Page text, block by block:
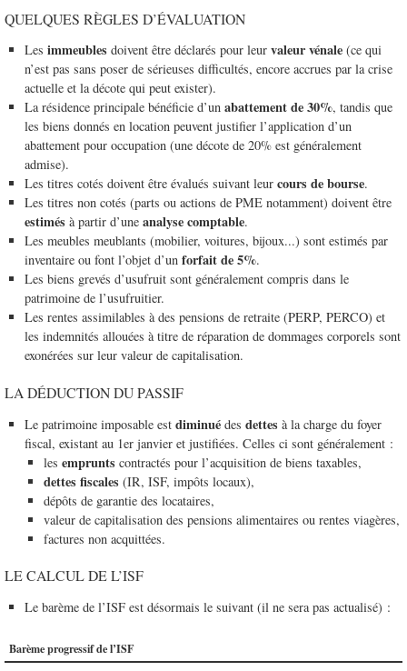
QUELQUES RÈGLES D’ÉVALUATION
Les immeubles doivent être déclarés pour leur valeur vénale(ce qui
n’est pas sans poser de sérieuses difficultés, encore accrues par la crise
actuelle et la décote qui peut exister).
La résidence principale bénéficie d’un abattement de 30%, tandis que
les biens donnés en location peuvent justifier l’application d’un
abattement pour occupation (une décote de 20% est généralement
admise).
Les titres cotés doivent être évalués suivant leur cours de bourse.
Les titres non cotés (parts ou actions de PME notamment) doivent être
estimés à partir d’une analyse comptable.
Les meubles meublants (mobilier, voitures, bijoux...) sont estimés par
inventaire ou font l’objet d’un forfait de 5%.
Les biens grevés d’usufruit sont généralement compris dans le
patrimoine de l’usufruitier.
Les rentes assimilables à des pensions de retraite (PERP, PERCO) et
les indemnités allouées à titre de réparation de dommages corporels sont
exonérées sur leur valeur de capitalisation.
LA DÉDUCTION DU PASSIF
Le patrimoine imposable est diminuédes dettes à la charge du foyer
fiscal, existant au 1er janvier et justifiées. Celles ci sont généralement :
lesemprunts contractés pour l’acquisition de biens taxables,
dettes fiscales (IR, ISF, impôts locaux),
dépôts de garantie des locataires,
valeur de capitalisation des pensions alimentaires ou rentes viagères,
factures non acquittées.
LE CALCUL DE L’ISF
Le barème de l’ISF est désormais le suivant (il ne sera pas actualisé) :
Barème progressif de l’ISF